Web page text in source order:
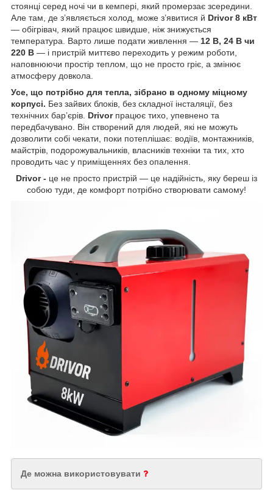
стоянці серед ночі чи в кемпері, який промерзає зсередини.
Але там, де з’являється холод, може з’явитися й Drivor 8 кВт
— обігрівач, який працює швидше, ніж знижується
температура. Варто лише подати живлення — 12 В, 24 В чи
220 В — і пристрій миттєво переходить у режим роботи,
наповнюючи простір теплом, що не просто гріє, а змінює
атмосферу довкола.
Усе, що потрібно для тепла, зібрано в одному міцному
корпусі. Без зайвих блоків, без складної інсталяції, без
технічних бар’єрів. Drivorпрацює тихо, упевнено та
передбачувано. Він створений для людей, які не можуть
дозволити собі чекати, поки потеплішає: водіїв, монтажників,
майстрів, подорожувальників, власників техніки та тих, хто
проводить час у приміщеннях без опалення.
Drivor - це не просто пристрій — це надійність, яку береш із
собою туди, де комфорт потрібно створювати самому!
Де можна використовувати